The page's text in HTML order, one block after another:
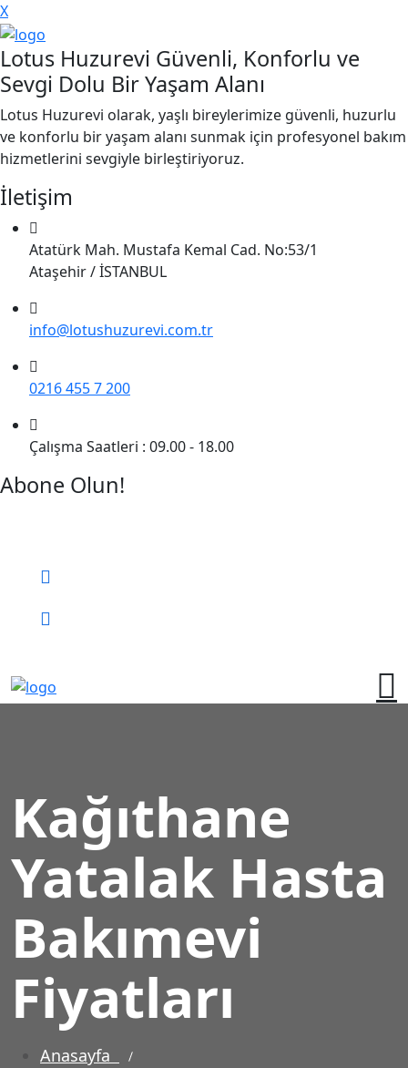
X
Lotus Huzurevi Güvenli, Konforlu ve
Sevgi Dolu Bir Yaşam Alanı
Lotus Huzurevi olarak, yaşlı bireylerimize güvenli, huzurlu
ve konforlu bir yaşam alanı sunmak için profesyonel bakım
hizmetlerini sevgiyle birleştiriyoruz.
İletişim
Atatürk Mah. Mustafa Kemal Cad. No:53/1
Ataşehir / İSTANBUL
info@lotushuzurevi.com.tr
0216 455 7 200
Çalışma Saatleri : 09.00 - 18.00
Abone Olun!
Kağıthane
Yatalak Hasta
Bakımevi
Fiyatları
Anasayfa